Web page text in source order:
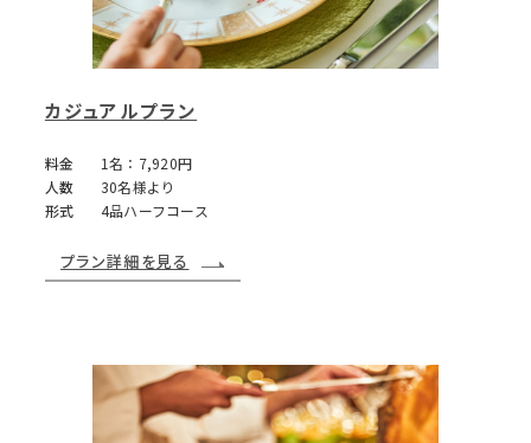
カジュアルプラン
料金
1名：7,920円
人数
30名様より
形式
4品ハーフコース
プラン詳細を見る